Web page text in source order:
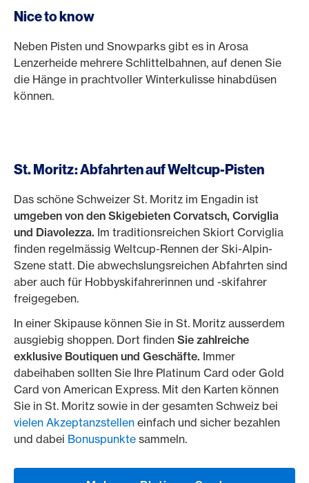
Nice to know
Neben Pisten und Snowparks gibt es in Arosa
Lenzerheide mehrere Schlittelbahnen, auf denen Sie
die Hänge in prachtvoller Winterkulisse hinabdüsen
können.
St. Moritz: Abfahrten auf Weltcup-Pisten
Das schöne Schweizer St. Moritz im Engadin ist
umgeben von den Skigebieten Corvatsch, Corviglia
und Diavolezza. Im traditionsreichen Skiort Corviglia
finden regelmässig Weltcup-Rennen der Ski-Alpin-
Szene statt. Die abwechslungsreichen Abfahrten sind
aber auch für Hobbyskifahrerinnen und -skifahrer
freigegeben.
In einer Skipause können Sie in St. Moritz ausserdem
ausgiebig shoppen. Dort finden Sie zahlreiche
exklusive Boutiquen und Geschäfte. Immer
dabeihaben sollten Sie Ihre Platinum Card oder Gold
Card von American Express. Mit den Karten können
Sie in St. Moritz sowie in der gesamten Schweiz bei
vielen Akzeptanzstellen einfach und sicher bezahlen
und dabei Bonuspunkte sammeln.